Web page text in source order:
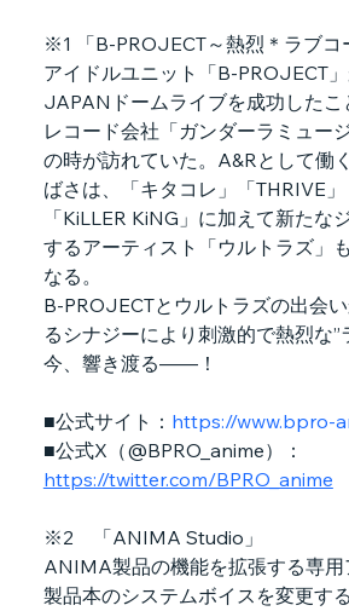
※1 「B-PROJECT～熱烈＊ラブコ
アイドルユニット「B-PROJECT
JAPANドームライブを成功したこ
レコード会社「ガンダーラミュー
の時が訪れていた。A&Rとして働
ばさは、「キタコレ」「THRIVE」
「KiLLER KiNG」に加えて新たな
するアーティスト「ウルトラズ」
なる。
B-PROJECTとウルトラズの出会
るシナジーにより刺激的で熱烈な”
今、響き渡る——！
■公式サイト： https://www.bpro-
■公式X（@BPRO_anime）：
https://twitter.com/BPRO_anime
※2　「ANIMA Studio」
ANIMA製品の機能を拡張する専
製品本のシステムボイスを変更す